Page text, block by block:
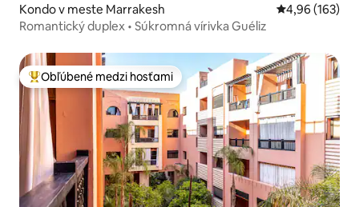
Kondo v meste Marrakesh Priemerné
4,96 (163)
Romantický duplex • Súkromná vírivka Guéliz
Najobľúbenejšie medzi hosťami
Obľúbené medzi hosťami